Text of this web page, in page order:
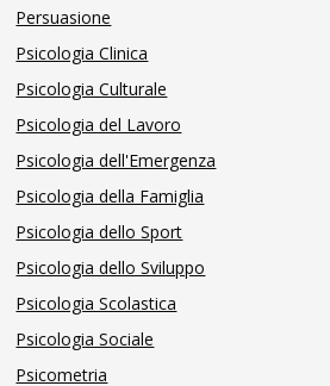
Persuasione
Psicologia Clinica
Psicologia Culturale
Psicologia del Lavoro
Psicologia dell'Emergenza
Psicologia della Famiglia
Psicologia dello Sport
Psicologia dello Sviluppo
Psicologia Scolastica
Psicologia Sociale
Psicometria